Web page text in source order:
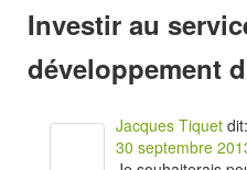
Investir au
développement
Jacques Tiquet dit:
30 septembre